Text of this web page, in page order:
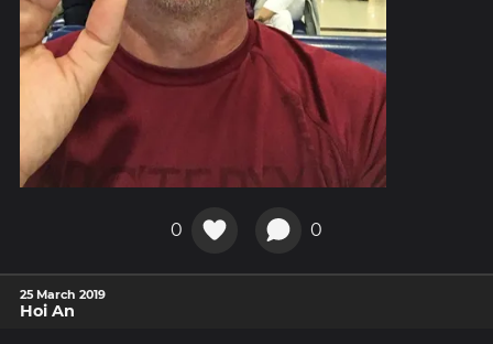
0 0
25 March 2019
Hoi An